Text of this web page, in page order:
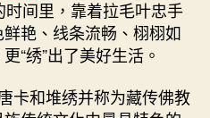
间里，靠着拉毛叶忠手
艳、线条流畅、栩栩如
“绣”出了美好生活。
卡和堆绣并称为藏传佛教